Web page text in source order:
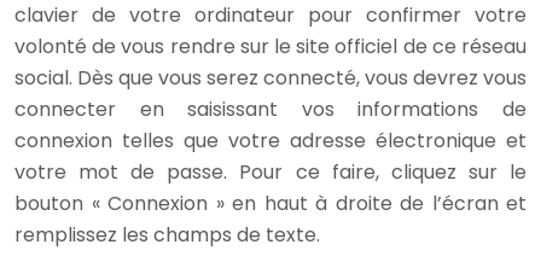
clavier de votre ordinateur pour confirmer votre
volonté de vous rendre sur le site officiel de ce réseau
social. Dès que vous serez connecté, vous devrez vous
connecter en saisissant vos informations de
connexion telles que votre adresse électronique et
votre mot de passe. Pour ce faire, cliquez sur le
bouton « Connexion » en haut à droite de l’écran et
remplissez les champs de texte.